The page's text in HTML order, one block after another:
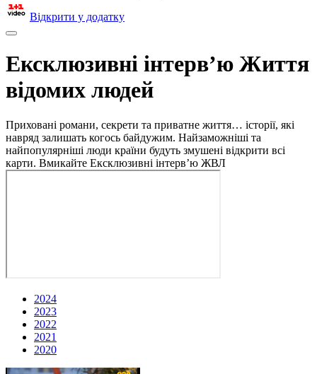
Відкрити у додатку
Ексклюзивні інтерв’ю Життя
відомих людей
Приховані романи, секрети та приватне життя… історії, які
навряд залишать когось байдужим. Найзаможніші та
найпопулярніші люди країни будуть змушені відкрити всі
карти. Вмикайте Ексклюзивні інтерв’ю ЖВЛ
2024
2023
2022
2021
2020